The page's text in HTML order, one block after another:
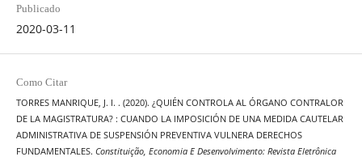
Publicado
2020-03-11
Como Citar
TORRES MANRIQUE, J. I. . (2020). ¿QUIÉN CONTROLA AL ÓRGANO CONTRALOR
DE LA MAGISTRATURA? : CUANDO LA IMPOSICIÓN DE UNA MEDIDA CAUTELAR
ADMINISTRATIVA DE SUSPENSIÓN PREVENTIVA VULNERA DERECHOS
FUNDAMENTALES. Constituição, Economia E Desenvolvimento: Revista Eletrônica